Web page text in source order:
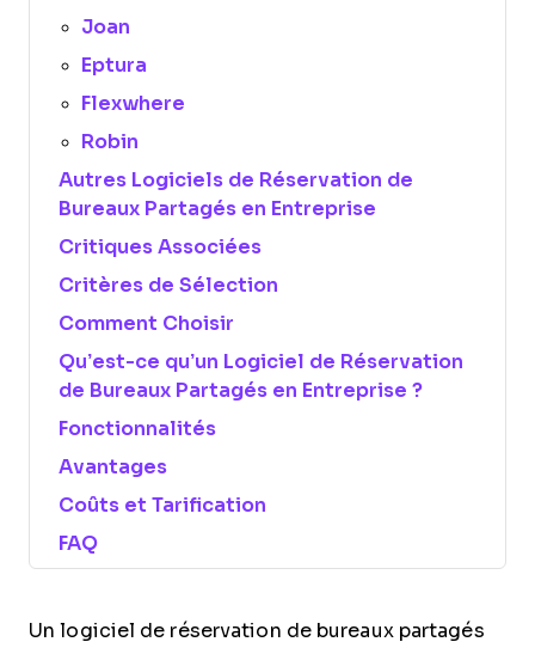
Joan
Eptura
Flexwhere
Robin
Autres Logiciels de Réservation de
Bureaux Partagés en Entreprise
Critiques Associées
Critères de Sélection
Comment Choisir
Qu’est-ce qu’un Logiciel de Réservation
de Bureaux Partagés en Entreprise ?
Fonctionnalités
Avantages
Coûts et Tarification
FAQ
Un logiciel de réservation de bureaux partagés